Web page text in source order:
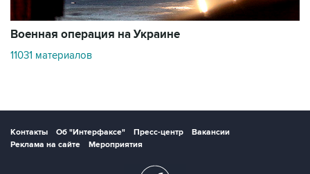
Военная операция на Украине
11031 материалов
Контакты Об "Интерфаксе" Пресс-центр
Вакансии
Реклама на сайте
Мероприятия